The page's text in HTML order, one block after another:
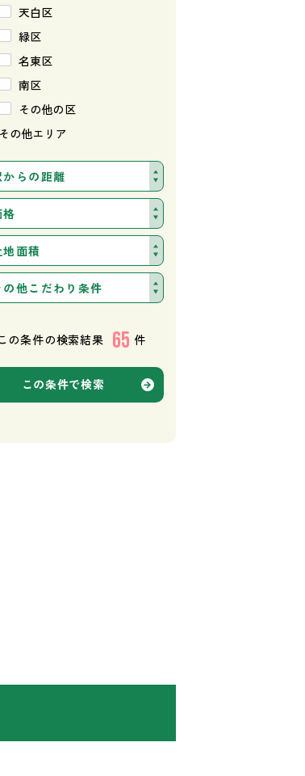
天白区
緑区
名東区
南区
その他の区
その他エリア
からの距離
格
地面積
の他こだわり条件
の条件の検索結果 65 件
この条件で検索